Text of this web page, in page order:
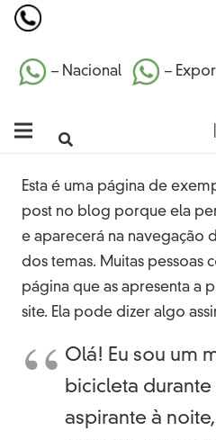
– Nacional –
Esta é uma página de
post no blog porque ela
e aparecerá na navegação
dos temas. Muitas pessoas
página que as apresenta a
site. Ela pode dizer algo
Olá! Eu sou um
bicicleta
aspirante à